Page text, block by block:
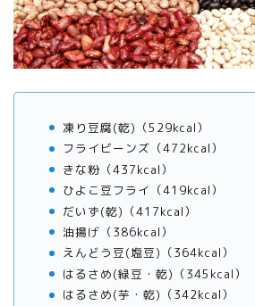
凍り豆腐(乾)（529kcal）
フライビーンズ（472kcal）
きな粉（437kcal）
ひよこ豆フライ（419kcal）
だいず(乾)（417kcal）
油揚げ（386kcal）
えんどう豆(塩豆)（364kcal）
はるさめ(緑豆・乾)（345kcal）
はるさめ(芋・乾)（342kcal）